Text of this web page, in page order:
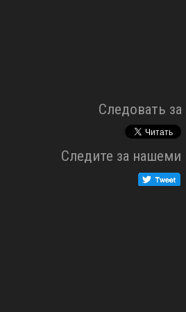
Cледовать
Cледите за